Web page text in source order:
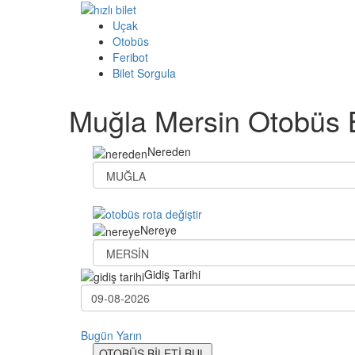
Uçak
Otobüs
Feribot
Bilet Sorgula
Muğla Mersin Otobüs
Nereden
Nereye
Gidiş Tarihi
Bugün Yarın